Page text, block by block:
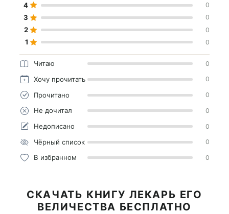
4 0
3 0
2 0
1 0
Читаю 0
Хочу прочитать 0
Прочитано 0
Не дочитал 0
Недописано 0
Чёрный список 0
В избранном 0
СКАЧАТЬ КНИГУ ЛЕКАРЬ ЕГО
ВЕЛИЧЕСТВА БЕСПЛАТНО